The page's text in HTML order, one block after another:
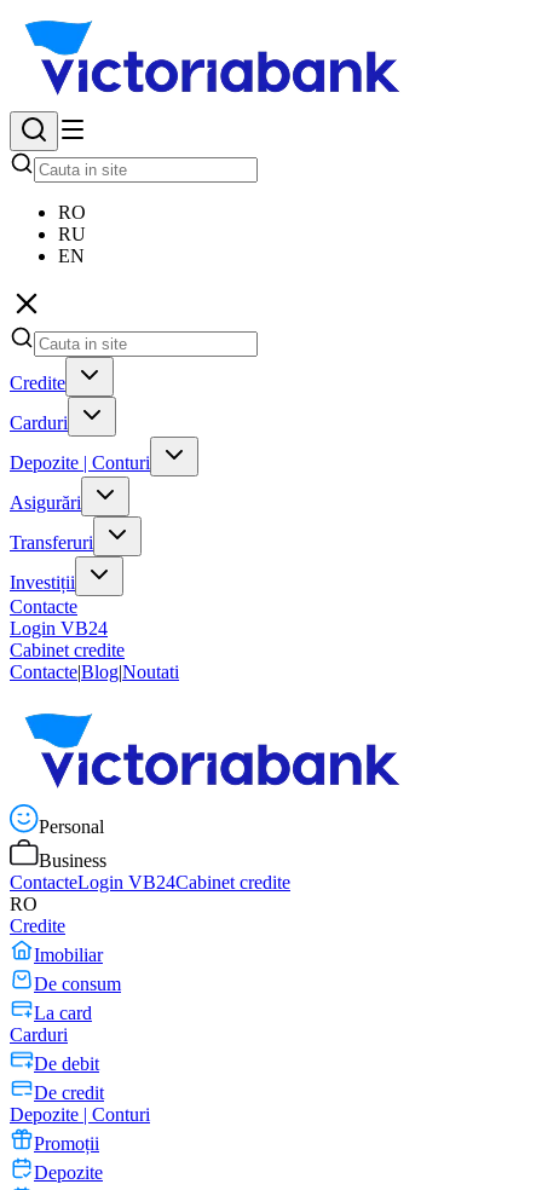
RO
RU
EN
Credite
Carduri
Depozite | Conturi
Asigurări
Transferuri
Investiții
Contacte
Login VB24
Cabinet credite
Contacte|Blog|Noutati
Personal
Business
ContacteLogin VB24Cabinet credite
RO
Credite
Imobiliar
De consum
La card
Carduri
De debit
De credit
Depozite | Conturi
Promoții
Depozite